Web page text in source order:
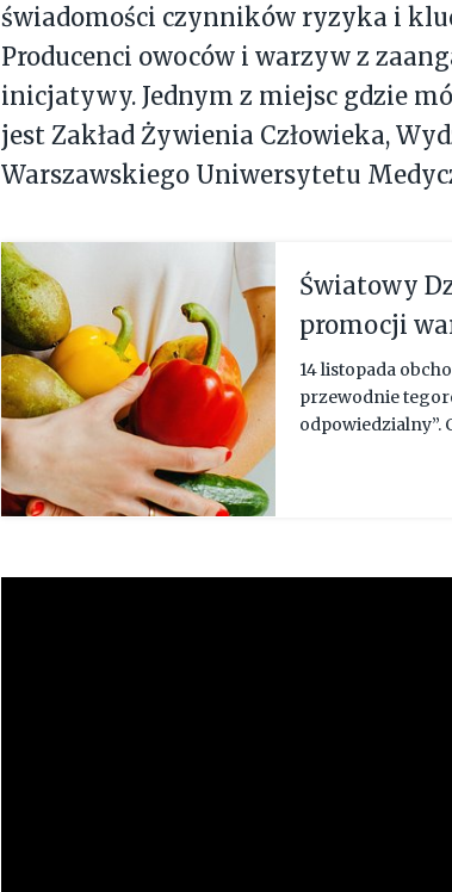
świadomości czynników ryzyka i
Producenci owoców i warzyw z
inicjatywy. Jednym z miejsc gdzie
jest Zakład Żywienia Człowieka,
Warszawskiego Uniwersytetu
Światowy
promocji
14 listopada
przewodnie
odpowiedzialny”.